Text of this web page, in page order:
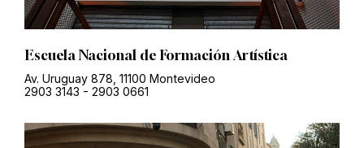
Escuela Nacional de Formación Artística
Av. Uruguay 878, 11100 Montevideo
2903 3143 - 2903 0661